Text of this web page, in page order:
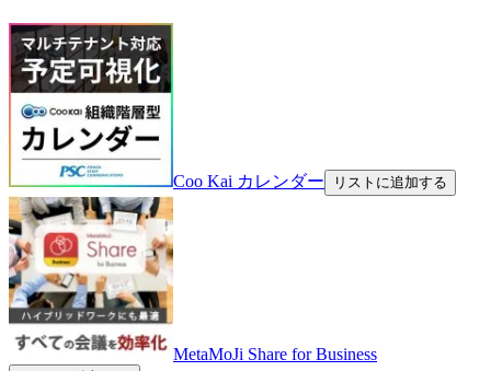
Coo Kai カレンダー リストに追加する
MetaMoJi Share for Business